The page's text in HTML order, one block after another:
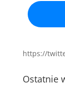
https://
Ostatnie